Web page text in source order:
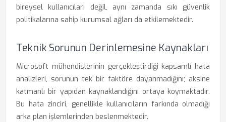
bireysel kullanıcıları değil, aynı zamanda sıkı güvenlik
politikalarına sahip kurumsal ağları da etkilemektedir.
Teknik Sorunun Derinlemesine Kaynakları
Microsoft mühendislerinin gerçekleştirdiği kapsamlı hata
analizleri, sorunun tek bir faktöre dayanmadığını; aksine
katmanlı bir yapıdan kaynaklandığını ortaya koymaktadır.
Bu hata zinciri, genellikle kullanıcıların farkında olmadığı
arka plan işlemlerinden beslenmektedir.